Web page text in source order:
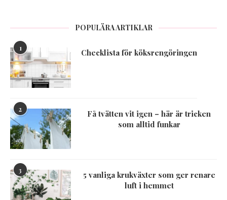
POPULÄRA ARTIKLAR
1 Checklista för köksrengöringen
2
Få tvätten vit igen – här är tricken
som alltid funkar
3
5 vanliga krukväxter som ger renare
luft i hemmet